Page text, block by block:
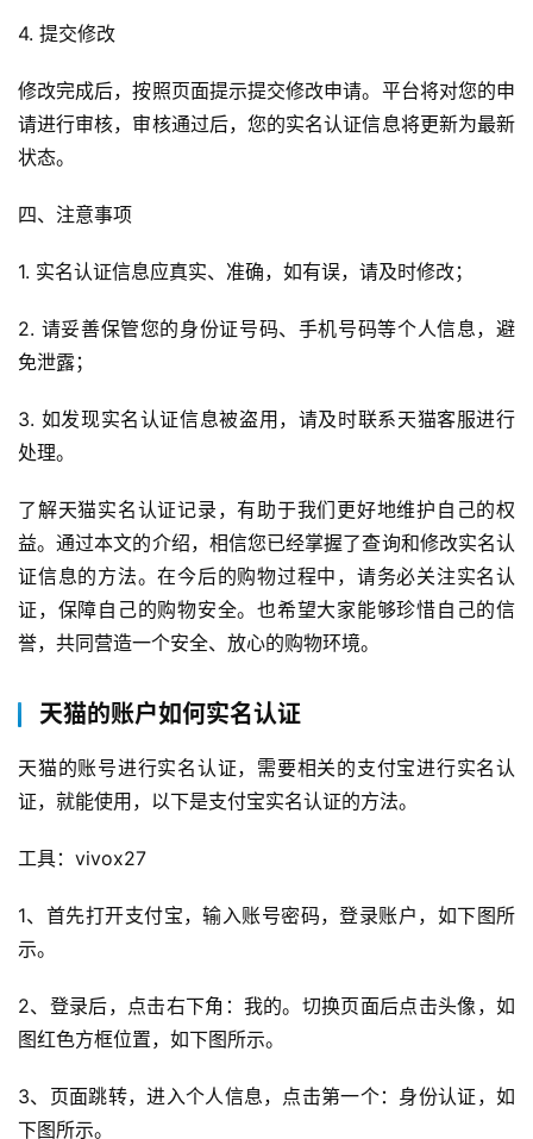
页
媒
体
4. 提交修改
修改完成后，按照页面提示提交修改申请。平台将对您的申
请进行审核，审核通过后，您的实名认证信息将更新为最新
状态。
四、注意事项
1. 实名认证信息应真实、准确，如有误，请及时修改；
2. 请妥善保管您的身份证号码、手机号码等个人信息，避
免泄露；
3. 如发现实名认证信息被盗用，请及时联系天猫客服进行
处理。
了解天猫实名认证记录，有助于我们更好地维护自己的权
益。通过本文的介绍，相信您已经掌握了查询和修改实名认
证信息的方法。在今后的购物过程中，请务必关注实名认
证，保障自己的购物安全。也希望大家能够珍惜自己的信
誉，共同营造一个安全、放心的购物环境。
天猫的账户如何实名认证
天猫的账号进行实名认证，需要相关的支付宝进行实名认
证，就能使用，以下是支付宝实名认证的方法。
工具：vivox27
1、首先打开支付宝，输入账号密码，登录账户，如下图所
示。
2、登录后，点击右下角：我的。切换页面后点击头像，如
图红色方框位置，如下图所示。
3、页面跳转，进入个人信息，点击第一个：身份认证，如
下图所示。